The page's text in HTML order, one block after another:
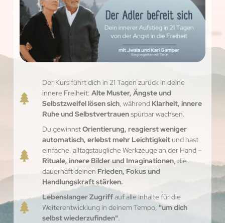
Der Kurs führt dich in 21 Tagen zurück in deine
innere Freiheit: Alte Muster, Ängste und
Selbstzweifel lösen sich, während Klarheit, innere
Ruhe und Selbstvertrauenspürbar wachsen.
Du gewinnstOrientierung, reagierst weniger
automatisch, erlebst mehr Leichtigkeitund hast
einfache, alltagstaugliche Werkzeuge an der Hand –
Rituale, innere Bilder und Imaginationen, die
dauerhaft deinen Frieden, Fokus und
Handlungskraft stärken.
Lebenslanger Zugriffauf alle Inhalte für die
Weiterentwicklung in deinem Tempo, "um dich
selbst wiederzufinden".